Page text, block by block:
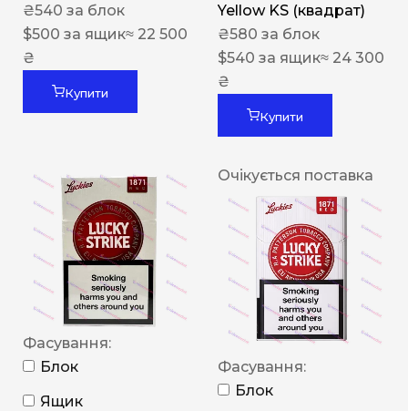
₴540 за блок
$500 за ящик≈ 22 500
₴
Купити
Yellow KS (квадрат)
₴580 за блок
$540 за ящик≈ 24 300
₴
Купити
Фасування:
Блок
Ящик
Очікується поставка
Фасування:
Блок